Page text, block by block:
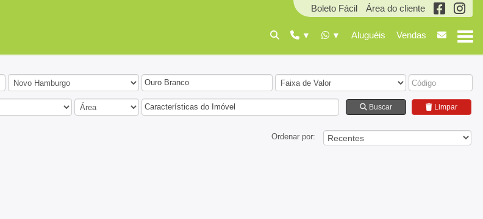
Boleto Fácil Área do cliente
Aluguéis Vendas
Ouro Branco
Características do Imóvel Buscar Limpar
Ordenar por: